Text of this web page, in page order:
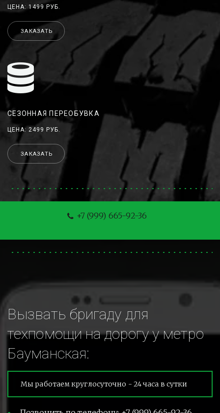
ЦЕНА: 1499 РУБ.
ЗАКАЗАТЬ
СЕЗОННАЯ ПЕРЕОБУВКА
ЦЕНА: 2499 РУБ.
ЗАКАЗАТЬ
+7 (999) 665-92-36
Вызвать бригаду для
техпомощи на дорогу у метро
Бауманская:
Мы работаем круглосуточно - 24 часа в сутки